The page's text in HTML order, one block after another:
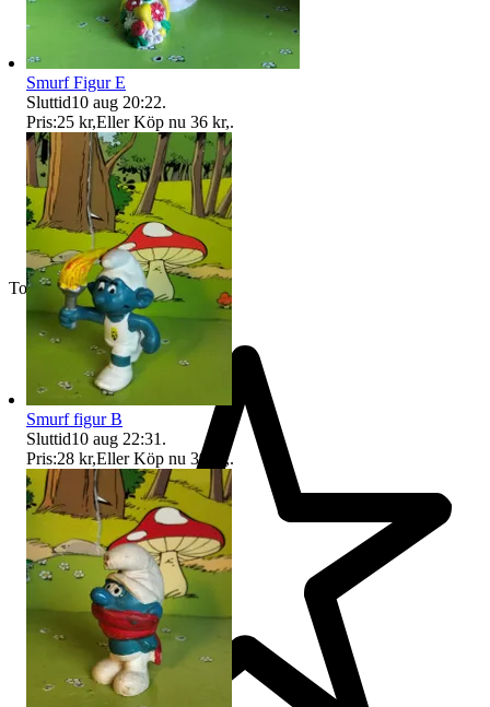
Toppsäljare
Smurf Figur E
Sluttid10 aug 20:22.
Pris:25 kr,Eller Köp nu 36 kr,.
Smurf figur B
Sluttid10 aug 22:31 .
Pris:28 kr,Eller Köp nu 39 kr ,.